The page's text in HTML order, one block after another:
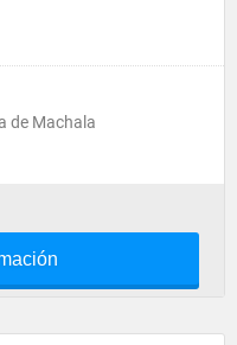
de Machala